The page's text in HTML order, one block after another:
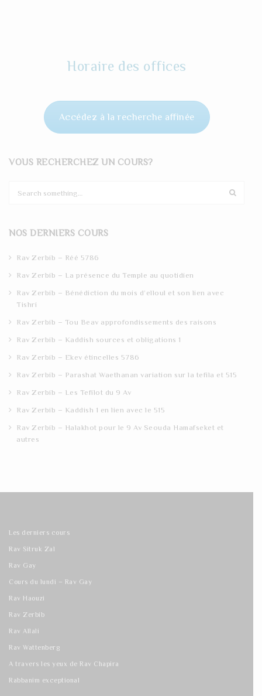
Horaire des offices
Accédez à la recherche affinée
VOUS RECHERCHEZ UN COURS?
c
NOS DERNIERS COURS
Rav Zerbib – Réé 5786
Rav Zerbib – La présence du Temple au quotidien
Rav Zerbib – Bénédiction du mois d’elloul et son lien avec
Tishri
Rav Zerbib – Tou Beav approfondissements des raisons
Rav Zerbib – Kaddish sources et obligations 1
Rav Zerbib – Ekev étincelles 5786
Rav Zerbib – Parashat Waethanan variation sur la tefila et 515
Rav Zerbib – Les Tefilot du 9 Av
Rav Zerbib – Kaddish 1 en lien avec le 515
Rav Zerbib – Halakhot pour le 9 Av Seouda Hamafseket et
autres
Les derniers cours
Rav Sitruk Zal
Rav Gay
Cours du lundi – Rav Gay
Rav Haouzi
Rav Zerbib
Rav Allali
Rav Wattenberg
A travers les yeux de Rav Chapira
Rabbanim exceptional